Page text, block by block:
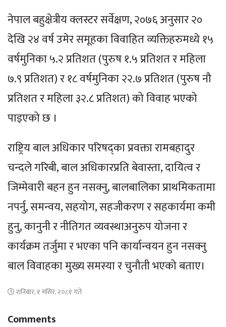
नेपाल बहुक्षेत्रीय क्लस्टर सर्वेक्षण, २०७६ अनुसार २०
देखि २४ वर्ष उमेर समूहका विवाहित व्यक्तिहरुमध्ये १५
वर्षमुनिका ५.२ प्रतिशत (पुरुष १.५ प्रतिशत र महिला
७.९ प्रतिशत) र १८ वर्षमुनिका २२.७ प्रतिशत (पुरुष नौ
प्रतिशत र महिला ३२.८ प्रतिशत) को विवाह भएको
पाइएको छ ।
राष्ट्रिय बाल अधिकार परिषद्का प्रवक्ता रामबहादुर
चन्दले गरिबी, बाल अधिकारप्रति बेवास्ता, दायित्व र
जिम्मेवारी बहन हुन नसक्नु, बालबालिका प्राथमिकतामा
नपर्नु, समन्वय, सहयोग, सहजीकरण र सहकार्यमा कमी
हुनु, कानुनी र नीतिगत व्यवस्थाअनुरुप योजना र
कार्यक्रम तर्जुमा र भएका पनि कार्यान्वयन हुन नसक्नु
बाल विवाहका मुख्य समस्या र चुनौती भएको बताए।
शनिबार, १ मंसिर, २०८१ गते
Comments